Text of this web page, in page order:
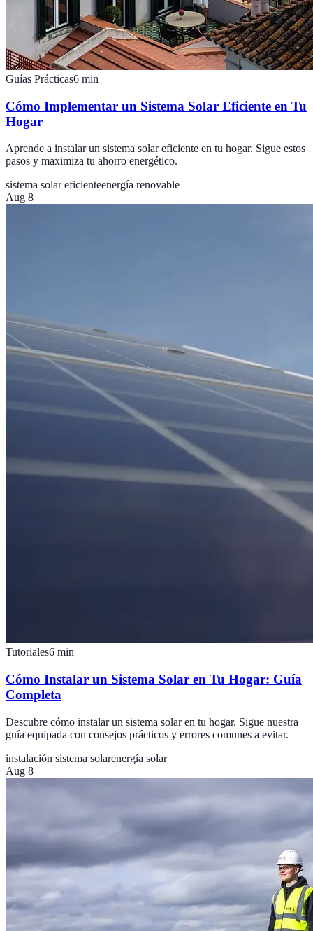
Guías Prácticas6 min
Cómo Implementar un Sistema Solar Eficiente en Tu
Hogar
Aprende a instalar un sistema solar eficiente en tu hogar. Sigue estos
pasos y maximiza tu ahorro energético.
sistema solar eficienteenergía renovable
Aug 8
Tutoriales6 min
Cómo Instalar un Sistema Solar en Tu Hogar: Guía
Completa
Descubre cómo instalar un sistema solar en tu hogar. Sigue nuestra
guía equipada con consejos prácticos y errores comunes a evitar.
instalación sistema solarenergía solar
Aug 8